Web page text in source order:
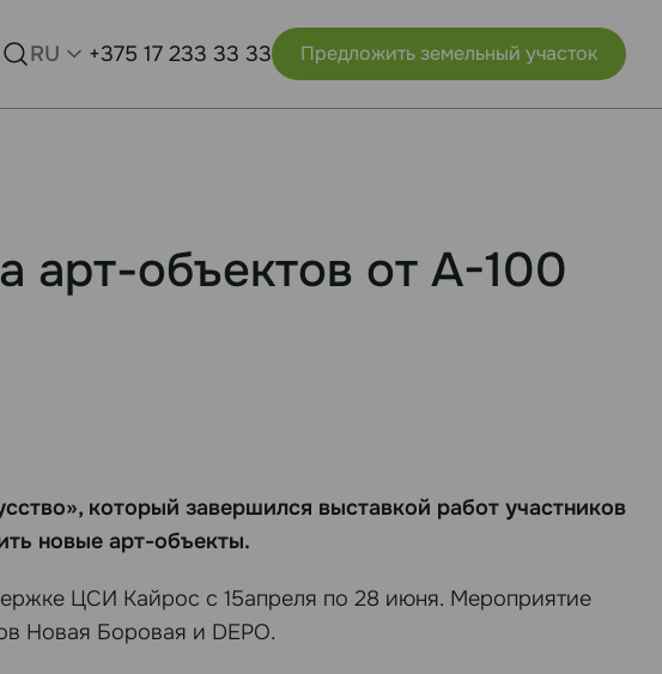
RU +375 17 233 33 33 Предложить земельный участок
арт-объектов от А-100
который завершился выставкой работ участников
новые арт-объекты.
ЦСИ Кайрос с 15апреля по 28 июня. Мероприятие
Новая Боровая и DEPO.